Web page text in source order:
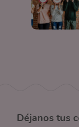
Déjanos tus